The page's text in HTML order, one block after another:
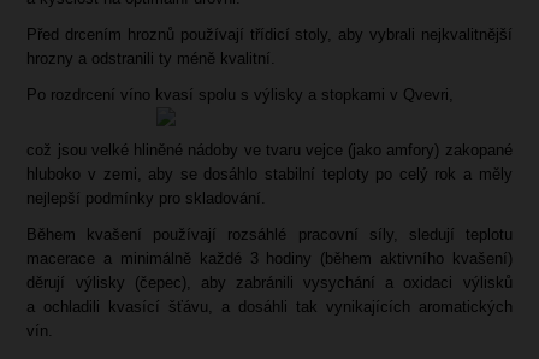
Před drcením hroznů používají třídicí stoly, aby vybrali nejkvalitnější
hrozny a odstranili ty méně kvalitní.
Po rozdrcení víno kvasí spolu s výlisky a stopkami v Qvevri,
což jsou velké hliněné nádoby ve tvaru vejce (jako amfory) zakopané
hluboko v zemi, aby se dosáhlo stabilní teploty po celý rok a měly
nejlepší podmínky pro skladování.
Během kvašení používají rozsáhlé pracovní síly, sledují teplotu
macerace a minimálně každé 3 hodiny (během aktivního kvašení)
děrují výlisky (čepec), aby zabránili vysychání a oxidaci výlisků
a ochladili kvasící šťávu, a dosáhli tak vynikajících aromatických
vín.